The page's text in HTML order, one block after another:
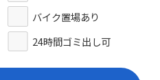
バイク置場あり
24時間ゴミ出し可